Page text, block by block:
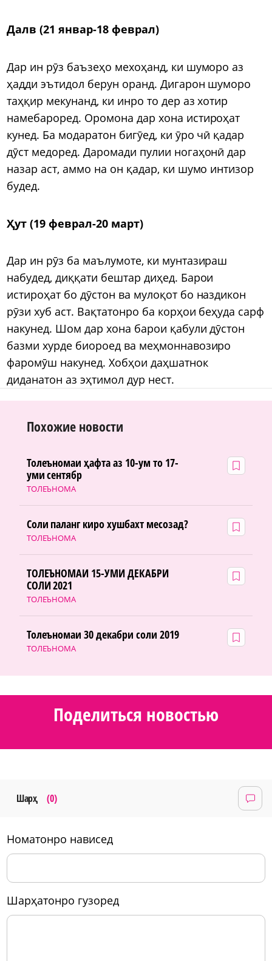
Далв (21 январ-18 феврал)
Дар ин рӯз баъзеҳо мехоҳанд, ки шуморо аз
ҳадди эътидол берун оранд. Дигарон шуморо
таҳқир мекунанд, ки инро то дер аз хотир
намебароред. Оромона дар хона истироҳат
кунед. Ба модаратон бигӯед, ки ӯро чӣ қадар
дӯст медоред. Даромади пулии ногаҳонӣ дар
назар аст, аммо на он қадар, ки шумо интизор
будед.
Ҳут (19 феврал-20 март)
Дар ин рӯз ба маълумоте, ки мунтазираш
набудед, диққати бештар диҳед. Барои
истироҳат бо дӯстон ва мулоқот бо наздикон
рӯзи хуб аст. Вақтатонро ба корҳои беҳуда сарф
накунед. Шом дар хона барои қабули дӯстон
базми хурде биороед ва меҳмоннавозиро
фаромӯш накунед. Хобҳои даҳшатнок
диданатон аз эҳтимол дур нест.
Похожие новости
ТОЛЕЪНОМА
Толеъномаи ҳафта аз 10-ум то 17-
уми сентябр
ТОЛЕЪНОМА
Соли паланг киро хушбахт месозад?
ТОЛЕЪНОМА
ТОЛЕЪНОМАИ 15-УМИ ДЕКАБРИ
СОЛИ 2021
ТОЛЕЪНОМА
Толеъномаи 30 декабри соли 2019
Поделиться новостью
Шарҳ (0)
номатонро нависед
шарҳатонро гузоред